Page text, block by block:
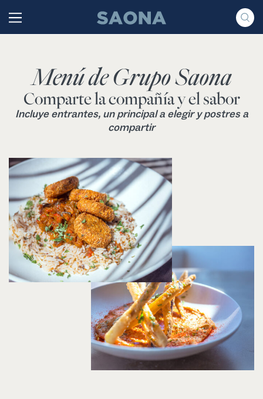
Grupo Saona
Menú de Grupo Saona
Comparte la compañía y el sabor
Incluye entrantes, un principal a elegir y postres a
compartir